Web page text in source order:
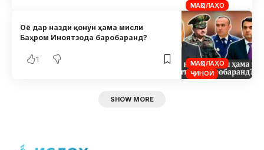
МАҚОЛАҲО
МАҚОЛАҲО
ҶИНОӢ
Оё дар назди қонун ҳама мисли
Баҳром Иноятзода баробаранд?
1
SHOW MORE